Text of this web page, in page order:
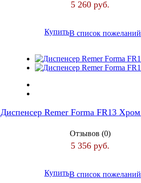
5 260 руб.
КупитьВ список пожеланий
Диспенсер Remer Forma FR13 Хром
Отзывов (0)
5 356 руб.
КупитьВ список пожеланий